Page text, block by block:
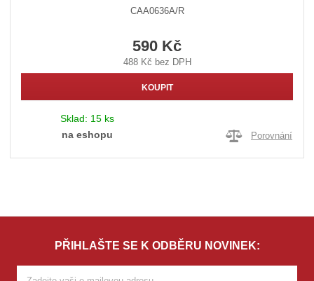
CAA0636A/R
590 Kč
488 Kč bez DPH
KOUPIT
Sklad: 15 ks
na eshopu
Porovnání
PŘIHLAŠTE SE K ODBĚRU NOVINEK: